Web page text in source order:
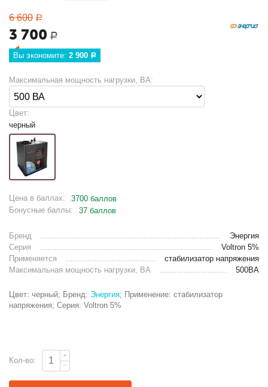
6 600 Р
3 700 Р
Вы экономите: 2 900 Р
Максимальная мощность нагрузки, ВА:
Цвет:
черный
Цена в баллах:
3700 баллов
Бонусные баллы:
37 баллов
Бренд
Энергия
Серия
Voltron 5%
Применяется
стабилизатор напряжения
Максимальная мощность нагрузки, ВА
500ВА
Цвет: черный; Бренд: Энергия; Применение: стабилизатор
напряжения; Серия: Voltron 5%
Кол-во:
+
−